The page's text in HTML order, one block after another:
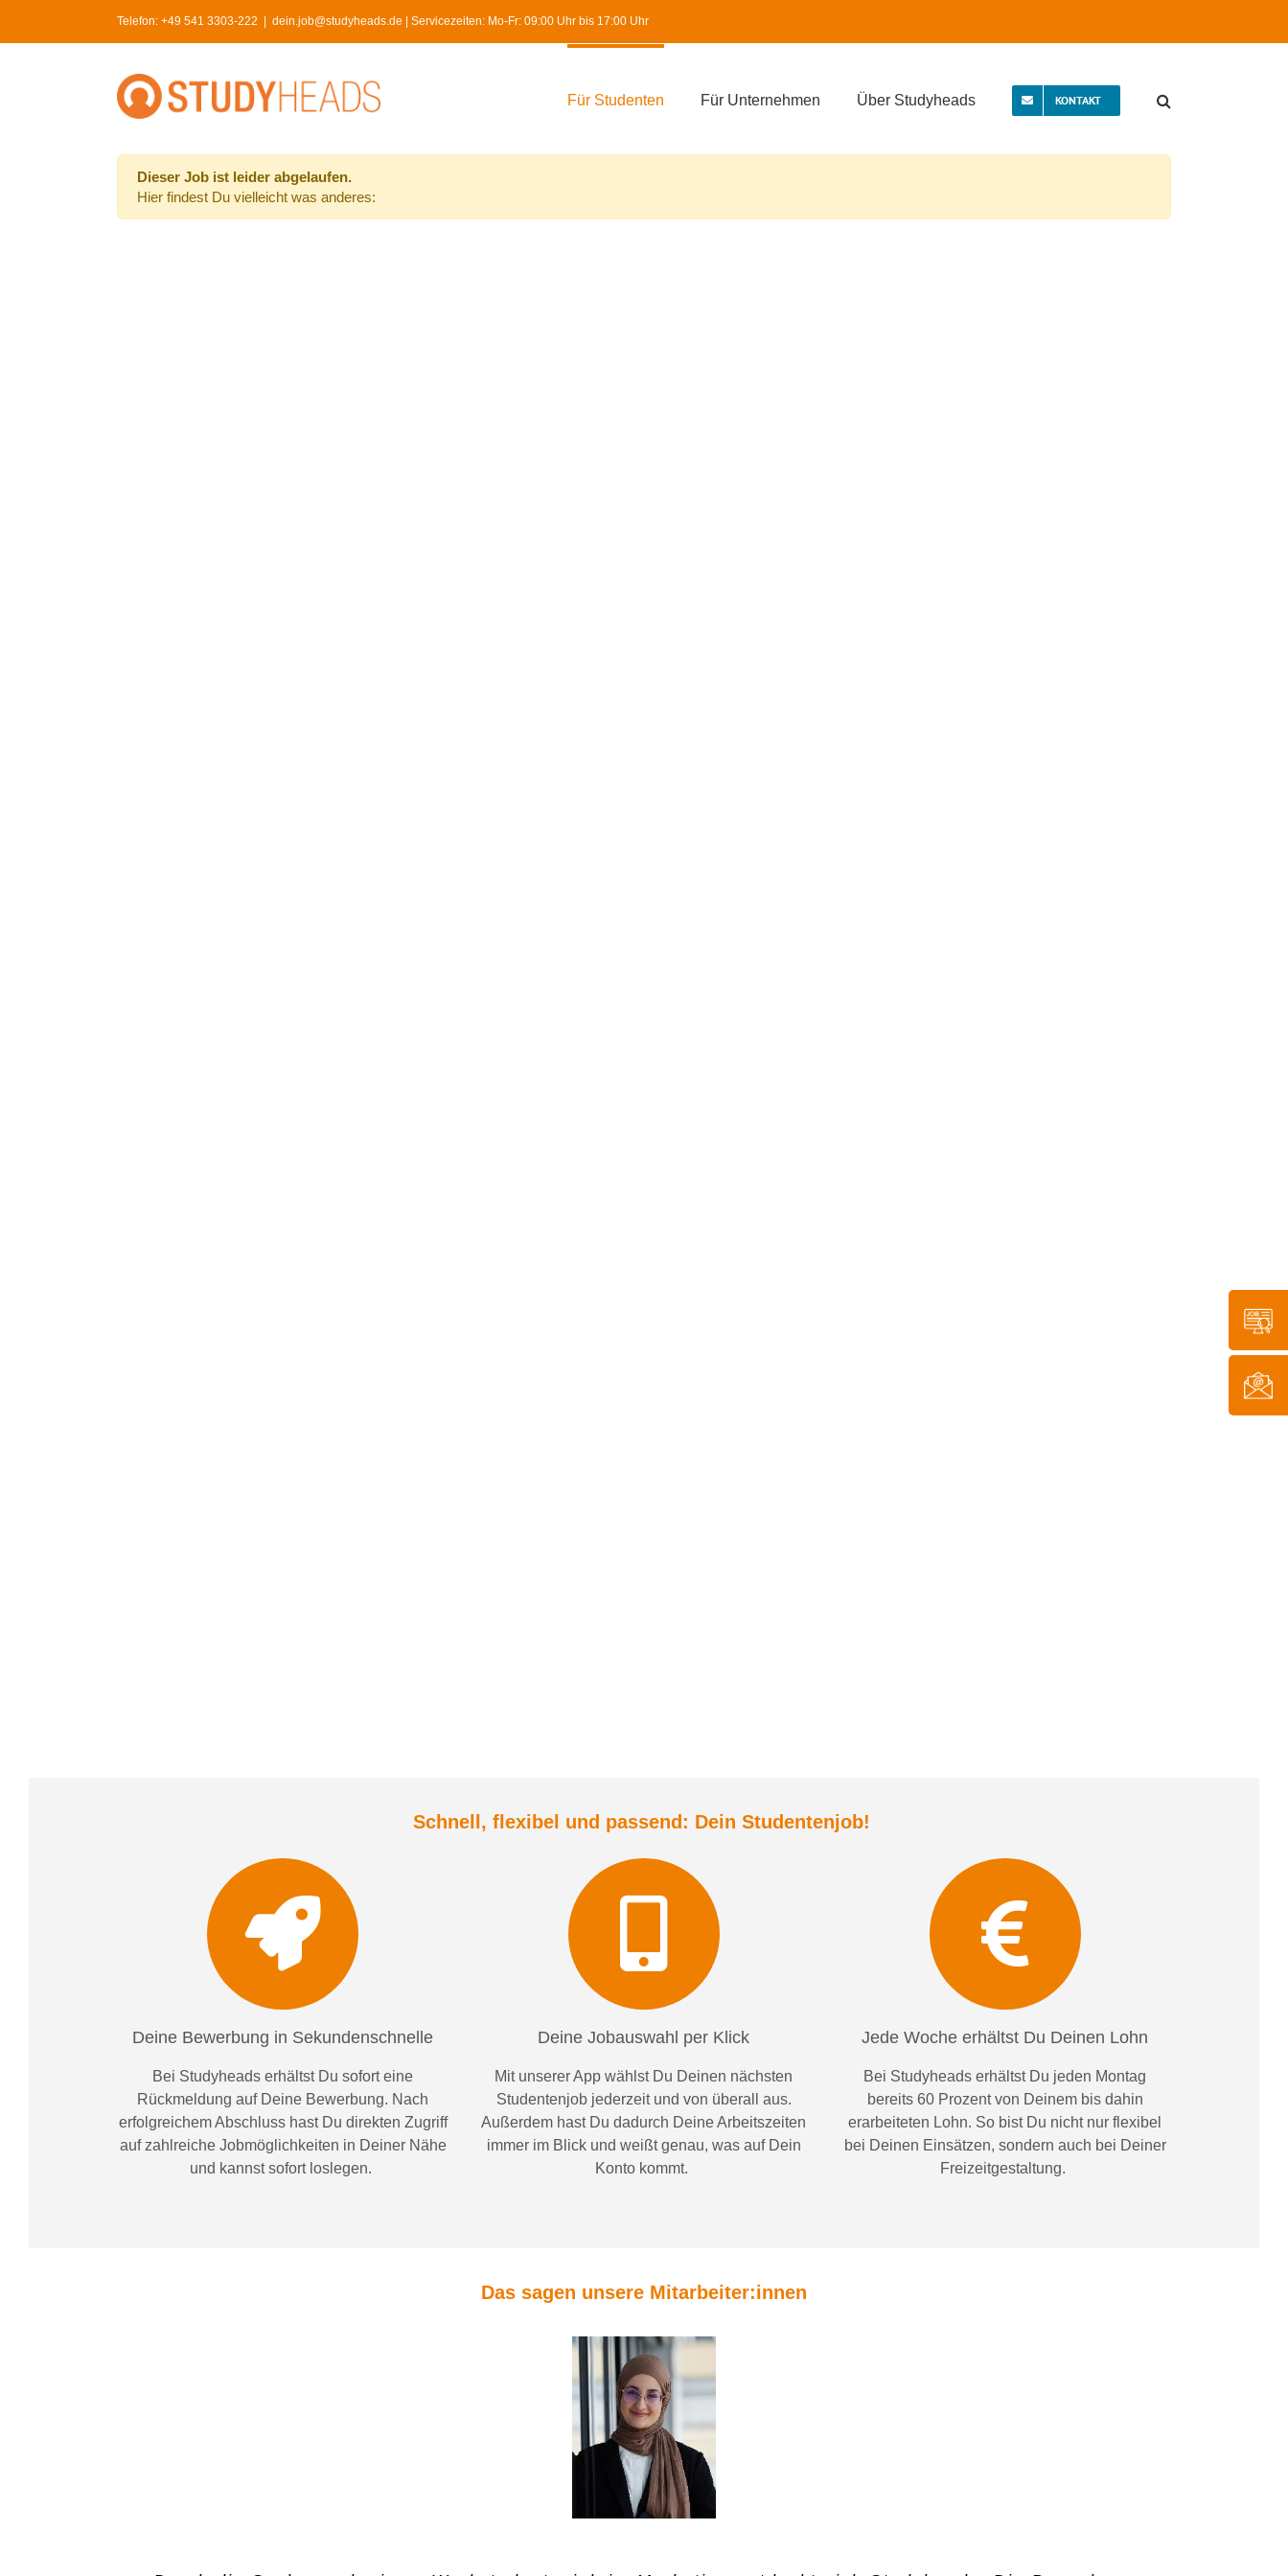
Telefon: +49 541 3303-222 dein.job@studyheads.de | Servicezeiten: Mo-Fr: 09:00 Uhr bis 17:00 Uhr
Für Studenten Für Unternehmen Über Studyheads KONTAKT
Dieser Job ist leider abgelaufen.
Hier findest Du vielleicht was anderes:
Schnell, flexibel und passend: Dein Studentenjob!
Deine Bewerbung in Sekundenschnelle
Bei Studyheads erhältst Du sofort eine
Rückmeldung auf Deine Bewerbung. Nach
erfolgreichem Abschluss hast Du direkten Zugriff
auf zahlreiche Jobmöglichkeiten in Deiner Nähe
und kannst sofort loslegen.
Deine Jobauswahl per Klick
Mit unserer App wählst Du Deinen nächsten
Studentenjob jederzeit und von überall aus.
Außerdem hast Du dadurch Deine Arbeitszeiten
immer imBlick und weißtgenau, was auf Dein
Konto kommt.
Jede Woche erhältst Du Deinen Lohn
Bei Studyheads erhältst Du jeden Montag
bereits 60 Prozent von Deinem bis dahin
erarbeiteten Lohn. So bist Du nicht nur flexibel
bei Deinen Einsätzen, sondern auch bei Deiner
Freizeitgestaltung.
Das sagen unsere Mitarbeiter:innen